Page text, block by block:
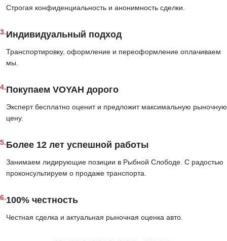
Строгая конфиденциальность и анонимность сделки.
3.Индивидуальный подход
Транспортировку, оформление и переоформление оплачиваем
мы.
4.Покупаем VOYAH дорого
Эксперт бесплатно оценит и предложит максимальную рыночную
цену.
5.Более 12 лет успешной работы
Занимаем лидирующие позиции в Рыбной Слободе. С радостью
проконсультируем о продаже транспорта.
6.100% честность
Честная сделка и актуальная рыночная оценка авто.